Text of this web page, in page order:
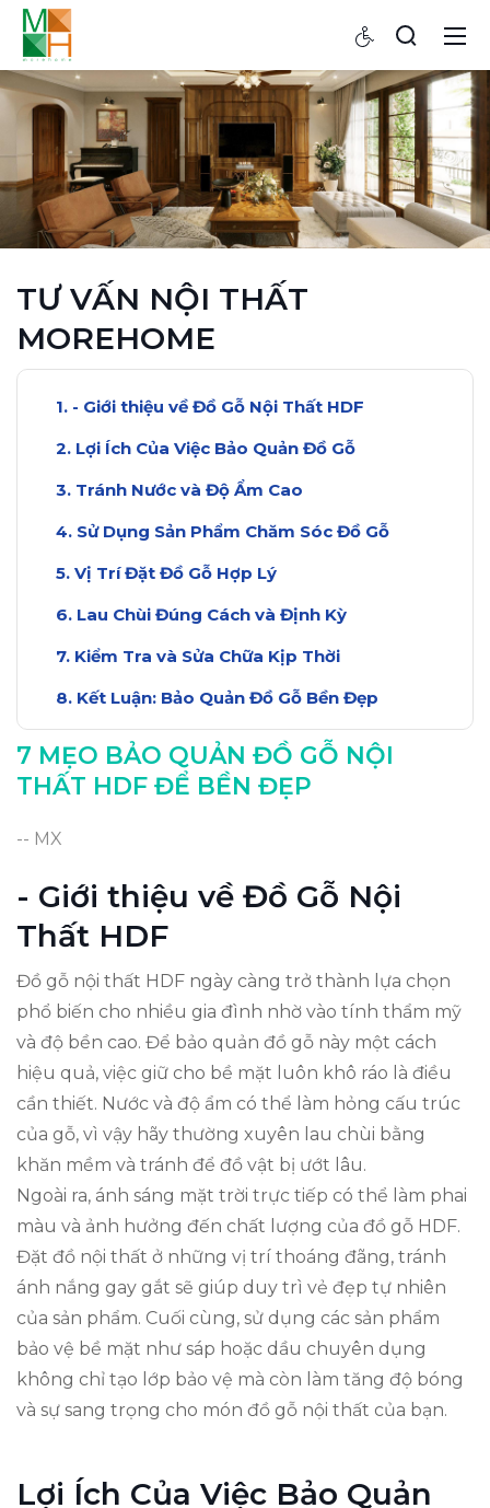
TƯ VẤN NỘI THẤT
MOREHOME
- Giới thiệu về Đồ Gỗ Nội Thất HDF
Lợi Ích Của Việc Bảo Quản Đồ Gỗ
Tránh Nước và Độ Ẩm Cao
Sử Dụng Sản Phẩm Chăm Sóc Đồ Gỗ
Vị Trí Đặt Đồ Gỗ Hợp Lý
Lau Chùi Đúng Cách và Định Kỳ
Kiểm Tra và Sửa Chữa Kịp Thời
Kết Luận: Bảo Quản Đồ Gỗ Bền Đẹp
7 MẸO BẢO QUẢN ĐỒ GỖ NỘI
THẤT HDF ĐỂ BỀN ĐẸP
-- MX
- Giới thiệu về Đồ Gỗ Nội
Thất HDF
Đồ gỗ nội thất HDF ngày càng trở thành lựa chọn
phổ biến cho nhiều gia đình nhờ vào tính thẩm mỹ
và độ bền cao. Để bảo quản đồ gỗ này một cách
hiệu quả, việc giữ cho bề mặt luôn khô ráo là điều
cần thiết. Nước và độ ẩm có thể làm hỏng cấu trúc
của gỗ, vì vậy hãy thường xuyên lau chùi bằng
khăn mềm và tránh để đồ vật bị ướt lâu.
Ngoài ra, ánh sáng mặt trời trực tiếp có thể làm phai
màu và ảnh hưởng đến chất lượng của đồ gỗ HDF.
Đặt đồ nội thất ở những vị trí thoáng đãng, tránh
ánh nắng gay gắt sẽ giúp duy trì vẻ đẹp tự nhiên
của sản phẩm. Cuối cùng, sử dụng các sản phẩm
bảo vệ bề mặt như sáp hoặc dầu chuyên dụng
không chỉ tạo lớp bảo vệ mà còn làm tăng độ bóng
và sự sang trọng cho món đồ gỗ nội thất của bạn.
Lợi Ích Của Việc Bảo Quản